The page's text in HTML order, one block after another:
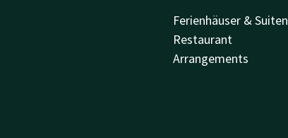
Ferienhäuser & Suiten
Restaurant
Arrangements